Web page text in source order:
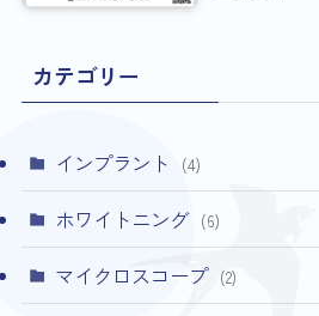
カテゴリー
インプラント (4)
ホワイトニング (6)
マイクロスコープ (2)